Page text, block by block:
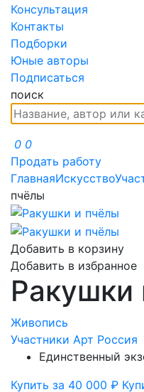
Консультация
Контакты
Подборки
Юные авторы
Подписаться
поиск
0 0
Продать работу
ГлавнаяИскусство
пчёлы
Добавить в корзину
Добавить в избранное
Ракушки
Живопись
Участники Арт Россия
Единственный
Купить за 40 000 ₽